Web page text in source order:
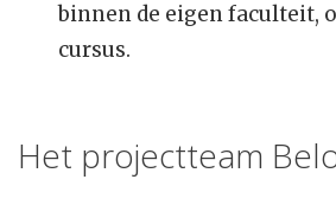
binnen de eigen faculteit,
cursus.
Het projectteam